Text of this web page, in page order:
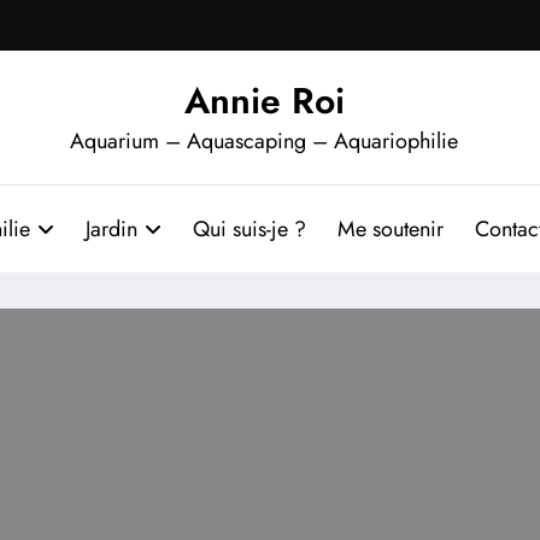
Annie Roi
Aquarium – Aquascaping – Aquariophilie
Jardin Qui suis-je ? Me soutenir